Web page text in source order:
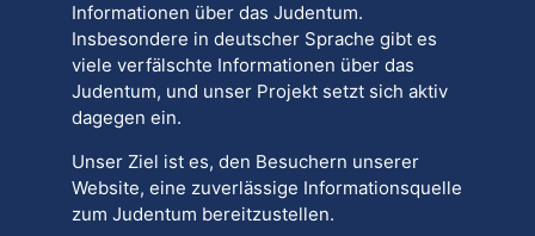
Informationen über das Judentum.
Insbesondere in deutscher Sprache gibt es
viele verfälschte Informationen über das
Judentum, und unser Projekt setzt sich aktiv
dagegen ein.
Unser Ziel ist es, den Besuchern unserer
Website, eine zuverlässige Informationsquelle
zum Judentum bereitzustellen.